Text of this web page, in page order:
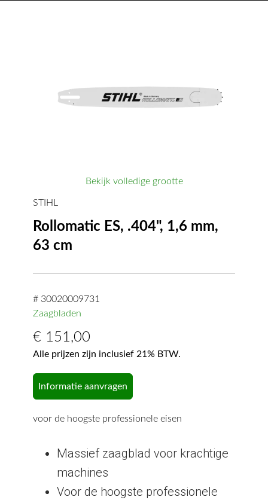
Bekijk volledige grootte
STIHL
Rollomatic ES, .404", 1,6 mm,
63 cm
# 30020009731
Zaagbladen
€ 151,00
Alle prijzen zijn inclusief 21% BTW.
Informatie aanvragen
voor de hoogste professionele eisen
Massief zaagblad voor krachtige
machines
Voor de hoogste professionele